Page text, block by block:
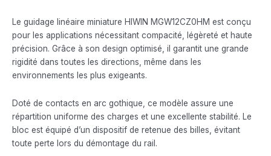
Le guidage linéaire miniature HIWIN MGW12CZ0HM est conçu
pour les applications nécessitant compacité, légèreté et haute
précision. Grâce à son design optimisé, il garantit une grande
rigidité dans toutes les directions, même dans les
environnements les plus exigeants.
Doté de contacts en arc gothique, ce modèle assure une
répartition uniforme des charges et une excellente stabilité. Le
bloc est équipé d’un dispositif de retenue des billes, évitant
toute perte lors du démontage du rail.